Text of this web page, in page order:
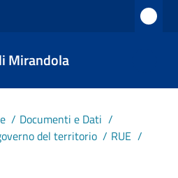
Mirandola
/ Documenti e Dati /
del territorio / RUE /